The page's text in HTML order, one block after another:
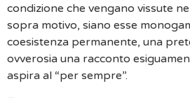
condizione che vengano vissute
sopra motivo, siano esse
coesistenza permanente, una
ovverosia una racconto
aspira al “per sempre”.